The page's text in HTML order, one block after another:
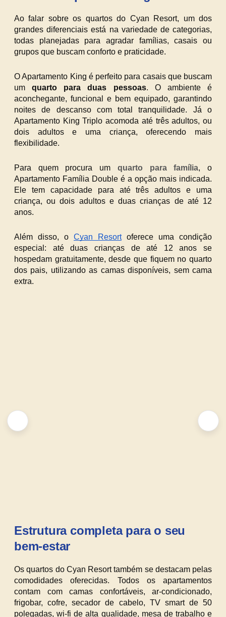
Ao falar sobre os quartos do Cyan Resort, um dos
grandes diferenciais está na variedade de categorias,
todas planejadas para agradar famílias, casais ou
grupos que buscam conforto e praticidade.
O Apartamento King é perfeito para casais que buscam
umquarto para duas pessoas. O ambiente é
aconchegante, funcional e bem equipado, garantindo
noites de descanso com total tranquilidade. Já o
Apartamento King Triplo acomoda até três adultos, ou
dois adultos e uma criança, oferecendo mais
flexibilidade.
Para quem procura um quarto para família, o
Apartamento Família Double é a opção mais indicada.
Ele tem capacidade para até três adultos e uma
criança, ou dois adultos e duas crianças de até 12
anos.
Além disso, o Cyan Resortoferece uma condição
especial: até duas crianças de até 12 anos se
hospedam gratuitamente, desde que fiquem no quarto
dos pais, utilizando as camas disponíveis, sem cama
extra.
Estrutura completa para o seu
bem-estar
Os quartos do Cyan Resort também se destacam pelas
comodidades oferecidas. Todos os apartamentos
contam com camas confortáveis, ar-condicionado,
frigobar, cofre, secador de cabelo, TV smart de 50
polegadas, wi-fi de alta qualidade, mesa de trabalho e